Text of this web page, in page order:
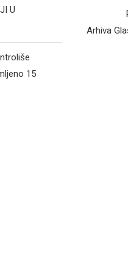
U
15
Arhiva